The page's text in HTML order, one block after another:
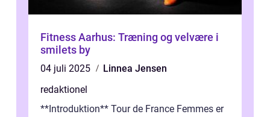
Fitness Aarhus: Træning og velvære i
smilets by
04 juli 2025
Linnea Jensen
redaktionel
**Introduktion** Tour de France Femmes er